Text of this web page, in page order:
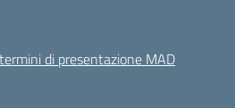
di presentazione MAD